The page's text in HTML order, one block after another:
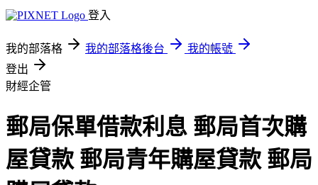
登入
我的部落格 我的部落格後台
我的帳號
登出
財經企管
郵局保單借款利息 郵局首次購
屋貸款 郵局青年購屋貸款 郵局